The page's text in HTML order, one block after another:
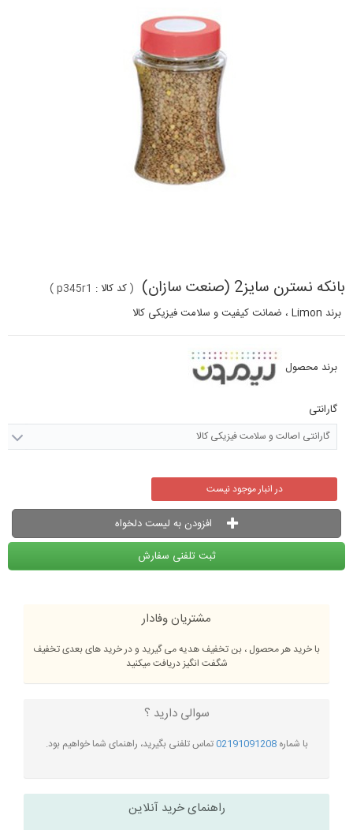
بانکه نسترن سایز2 (صنعت سازان) (کد کالا : p345r1
)
برند Limon ، ضمانت کیفیت و سلامت فیزیکی کالا
برند محصول
گارانتی
گارانتی اصالت و سلامت فیزیکی کالا
در انبار موجود نیست
افزودن به لیست دلخواه
ثبت تلفنی سفارش
مشتریان وفادار
با خرید هر محصول ، بن تخفیف هدیه می گیرید و در خرید های بعدی تخفیف
شگفت انگیز دریافت میکنید
سوالی دارید ؟
با شماره02191091208تماس تلفنی بگیرید، راهنمای شما خواهیم بود.
راهنمای خرید آنلاین